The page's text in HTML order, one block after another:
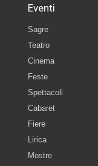
Eventi
Sagre
Teatro
Cinema
Feste
Spettacoli
Cabaret
Fiere
Lirica
Mostre